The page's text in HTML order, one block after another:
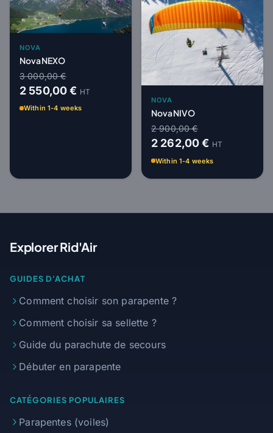
NOVA
Nova NEXO
3 000,00 €
2 550,00 € HT
Within 1-4 weeks
NOVA
Nova NIVO
2 900,00 €
2 262,00 € HT
Within 1-4 weeks
Explorer Rid'Air
GUIDES D'ACHAT
Comment choisir son parapente ?
Comment choisir sa sellette ?
Guide du parachute de secours
Débuter en parapente
CATÉGORIES POPULAIRES
Parapentes (voiles)